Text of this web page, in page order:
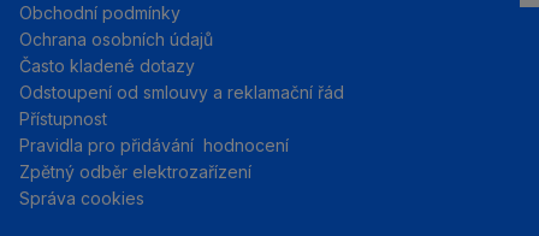
Obchodní podmínky
Ochrana osobních údajů
Často kladené dotazy
Odstoupení od smlouvy a reklamační řád
Přístupnost
Pravidla pro přidávání hodnocení
Zpětný odběr elektrozařízení
Správa cookies